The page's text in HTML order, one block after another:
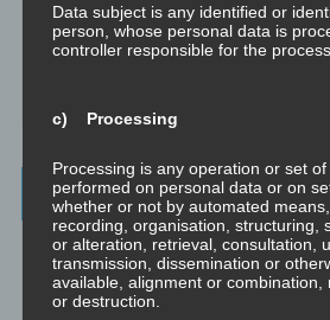
☞ www.christoph.solutions
Psychologische Beratung:
Worum es hier geht ...
Das Beste aus vielen Welten und
Jnana, Laya, Kriya, Kundalini), Tantra (weiß,
Mishra, Samaya), Meditation, NLP, Trance,
Therapy®, Brainspotting, EFT, Provocative
Data subject is any identified or
person, whose personal data is
controller responsible for the
c) Processing
Processing is any operation or set
performed on personal data or on
whether or not by automated
recording, organisation, structuring,
or alteration, retrieval, consultation,
transmission, dissemination or
available, alignment or combination,
or destruction.